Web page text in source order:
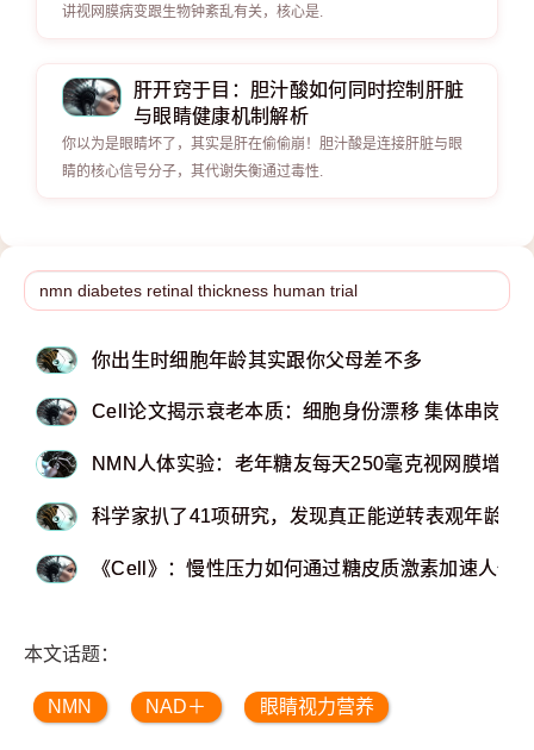
讲视网膜病变跟生物钟紊乱有关，核心是.
肝开窍于目：胆汁酸如何同时控制肝脏
与眼睛健康机制解析
你以为是眼睛坏了，其实是肝在偷偷崩！胆汁酸是连接肝脏与眼
睛的核心信号分子，其代谢失衡通过毒性.
你出生时细胞年龄其实跟你父母差不多
Cell论文揭示衰老本质：细胞身份漂移 集体串岗
NMN人体实验：老年糖友每天250毫克视网膜增厚
科学家扒了41项研究，发现真正能逆转表观年龄的
《Cell》：慢性压力如何通过糖皮质激素加速人体
本文话题：
NMN NAD＋ 眼睛视力营养